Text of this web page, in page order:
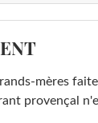
mères
provençal